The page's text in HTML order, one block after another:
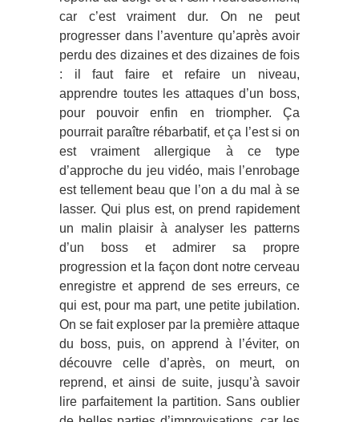
car c’est vraiment dur. On ne peut
progresser dans l’aventure qu’après avoir
perdu des dizaines et des dizaines de fois
: il faut faire et refaire un niveau,
apprendre toutes les attaques d’un boss,
pour pouvoir enfin en triompher. Ça
pourrait paraître rébarbatif, et ça l’est si on
est vraiment allergique à ce type
d’approche du jeu vidéo, mais l’enrobage
est tellement beau que l’on a du mal à se
lasser. Qui plus est, on prend rapidement
un malin plaisir à analyser les patterns
d’un boss et admirer sa propre
progression et la façon dont notre cerveau
enregistre et apprend de ses erreurs, ce
qui est, pour ma part, une petite jubilation.
On se fait exploser par la première attaque
du boss, puis, on apprend à l’éviter, on
découvre celle d’après, on meurt, on
reprend, et ainsi de suite, jusqu’à savoir
lire parfaitement la partition. Sans oublier